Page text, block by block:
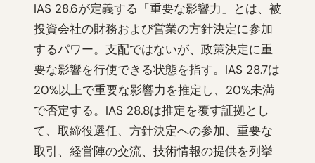
IAS 28.6が定義する「重要な影響力」とは、被
投資会社の財務および営業の方針決定に参加
するパワー。支配ではないが、政策決定に重
要な影響を行使できる状態を指す。IAS 28.7は
20%以上で重要な影響力を推定し、20%未満
で否定する。IAS 28.8は推定を覆す証拠とし
て、取締役選任、方針決定への参加、重要な
取引、経営陣の交流、技術情報の提供を列挙